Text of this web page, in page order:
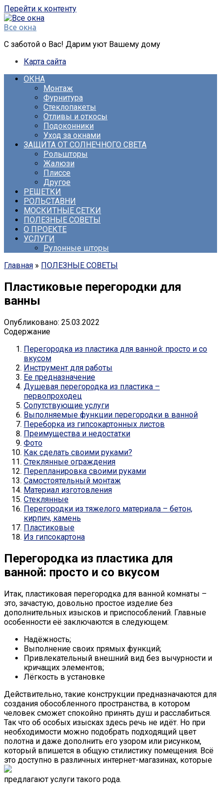
Перейти к контенту
Все окна
С заботой о Вас! Дарим уют Вашему дому
Карта сайта
ОКНА
Монтаж
Фурнитура
Стеклопакеты
Отливы и откосы
Подоконники
Уход за окнами
ЗАЩИТА ОТ СОЛНЕЧНОГО СВЕТА
Рольшторы
Жалюзи
Плиссе
Другое
РЕШЕТКИ
РОЛЬСТАВНИ
МОСКИТНЫЕ СЕТКИ
ПОЛЕЗНЫЕ СОВЕТЫ
О ПРОЕКТЕ
УСЛУГИ
Рулонные шторы
Главная » ПОЛЕЗНЫЕ СОВЕТЫ
Пластиковые перегородки для
ванны
Опубликовано: 25.03.2022
Содержание
Перегородка из пластика для ванной: просто и со
вкусом
Инструмент для работы
Ее предназначение
Душевая перегородка из пластика –
первопроходец
Сопутствующие услуги
Выполняемые функции перегородки в ванной
Переборка из гипсокартонных листов
Преимущества и недостатки
Фото
Как сделать своими руками?
Стеклянные ограждения
Перепланировка своими руками
Самостоятельный монтаж
Материал изготовления
Стеклянные
Перегородки из тяжелого материала – бетон,
кирпич, камень
Пластиковые
Из гипсокартона
Перегородка из пластика для
ванной: просто и со вкусом
Итак, пластиковая перегородка для ванной комнаты –
это, зачастую, довольно простое изделие без
дополнительных изысков и приспособлений. Главные
особенности её заключаются в следующем:
Надёжность;
Выполнение своих прямых функций;
Привлекательный внешний вид без вычурности и
кричащих элементов;
Лёгкость в установке
Действительно, такие конструкции предназначаются для
создания обособленного пространства, в котором
человек сможет спокойно принять душ и расслабиться.
Так что об особых изысках здесь речь не идёт. Но при
необходимости можно подобрать подходящий цвет
полотна и даже дополнить его узором или рисунком,
который впишется в общую стилистику помещения. Всё
это доступно в различных интернет-магазинах, которые
предлагают услуги такого рода.